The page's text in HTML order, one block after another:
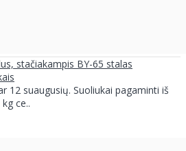
stačiakampis BY-65 stalas
12 suaugusių. Suoliukai pagaminti iš
ce..